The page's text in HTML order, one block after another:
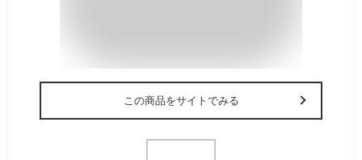
この商品をサイトでみる